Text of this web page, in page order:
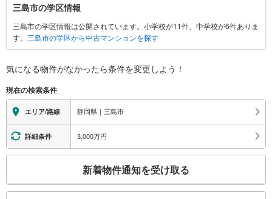
島
市
に
す
情
報
三島市の学区情報
三島市の学区情報は公開されています。小学校が11件、中学校が6件ありま
す。 三島市の学区から中古マンションを探す
気になる物件がなかったら条件を変更しよう！
現在の検索条件
エリア/路線 静岡県｜三島市
詳細条件 3,000万円
検
新着物件通知を受け取る